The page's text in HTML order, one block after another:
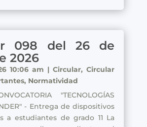
098 del 26 de
2026
10:06 am |Circular,Circular
, Normatividad
"TECNOLOGÍAS
- Entrega de dispositivos
a estudiantes de grado 11 La